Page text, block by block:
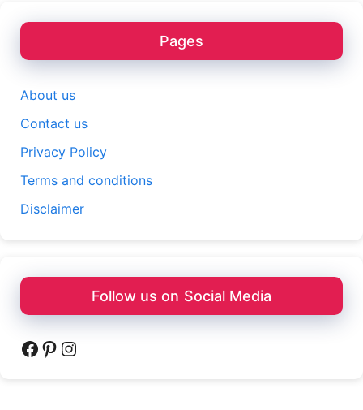
Pages
About us
Contact us
Privacy Policy
Terms and conditions
Disclaimer
Follow us on Social Media
Facebook
Pinterest
Instagram